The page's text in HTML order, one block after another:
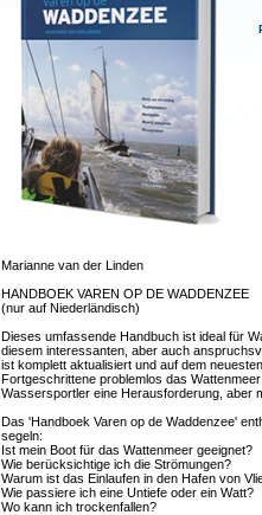
Marianne van der Linden
HANDBOEK VAREN OP DE WADDENZEE
(nur auf Niederländisch)
Dieses umfassende Handbuch ist ideal für
diesem interessanten, aber auch
ist komplett aktualisiert und auf dem
Fortgeschrittene problemlos das
Wassersportler eine Herausforderung, aber
Das 'Handboek Varen op de Waddenzee'
segeln:
Ist mein Boot für das Wattenmeer geeignet?
Wie berücksichtige ich die Strömungen?
Warum ist das Einlaufen in den Hafen von
Wie passiere ich eine Untiefe oder ein Watt?
Wo kann ich trockenfallen?